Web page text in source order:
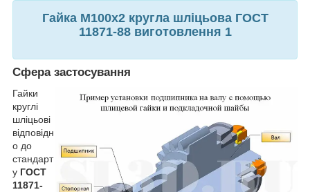
Гайка М100х2 кругла шліцьова ГОСТ
11871-88 виготовлення 1
Сфера застосування
Гайки
круглі
шліцьові
відповідн
о до
стандарт
у ГОСТ
11871-